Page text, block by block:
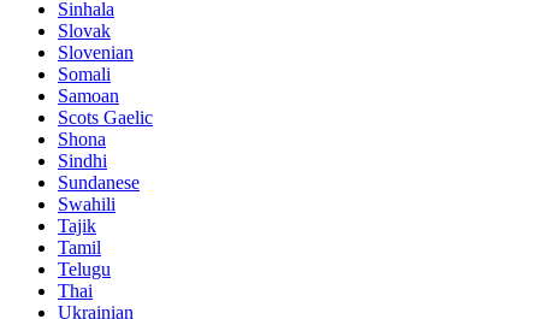
Sinhala
Slovak
Slovenian
Somali
Samoan
Scots Gaelic
Shona
Sindhi
Sundanese
Swahili
Tajik
Tamil
Telugu
Thai
Ukrainian